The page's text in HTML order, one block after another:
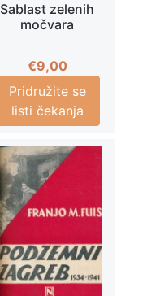
Sablast zelenih
močvara
€9,00
Pridružite se
listi čekanja